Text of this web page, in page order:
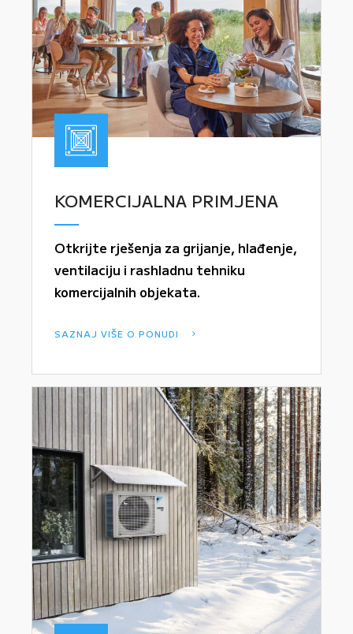
KOMERCIJALNA PRIMJENA
Otkrijte rješenja za grijanje, hlađenje,
ventilaciju i rashladnu tehniku
komercijalnih objekata.
SAZNAJ VIŠE O PONUDI